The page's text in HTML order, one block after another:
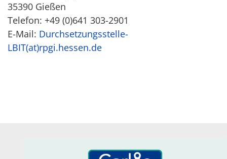
35390 Gießen
Telefon: +49 (0)641 303-2901
E-Mail: Durchsetzungsstelle-
LBIT(at)rpgi.hessen.de